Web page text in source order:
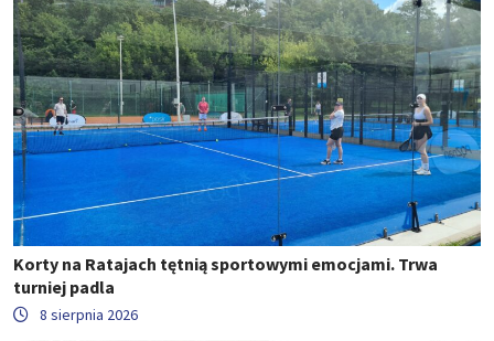
Korty na Ratajach tętnią sportowymi emocjami. Trwa
turniej padla
8 sierpnia 2026